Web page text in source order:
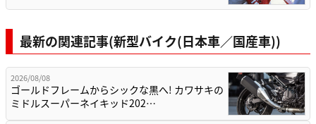
最新の関連記事(新型バイク(日本車／国産車))
2026/08/08
ゴールドフレームからシックな黒へ! カワサキの
ミドルスーパーネイキッド202…